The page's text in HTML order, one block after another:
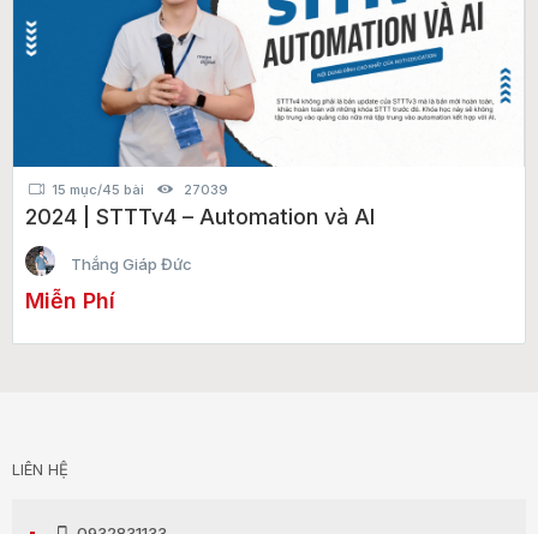
15 mục/45 bài 27039
2024 | STTTv4 – Automation và AI
Thắng Giáp Đức
Miễn Phí
LIÊN HỆ